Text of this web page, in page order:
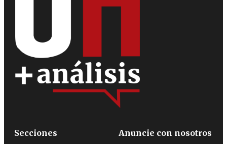
Secciones
Anuncie con nosotros